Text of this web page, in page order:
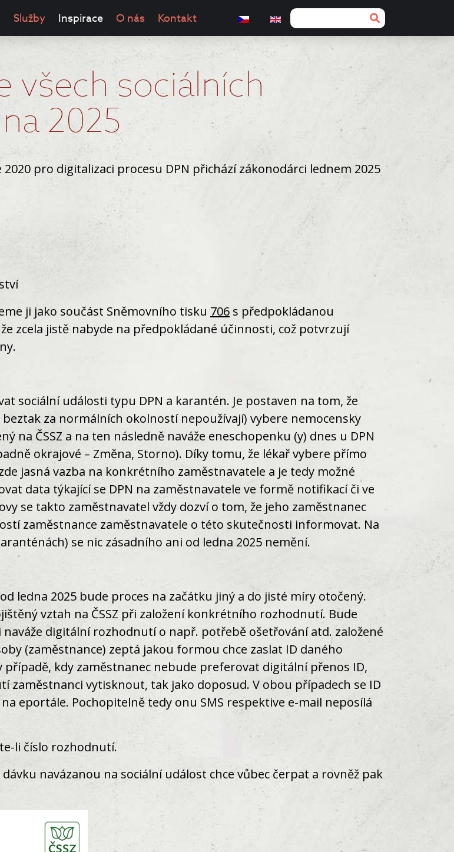
Služby Inspirace O nás Kontakt
všech sociálních
2025
pro digitalizaci procesu DPN přichází zákonodárci lednem 2025
ji jako součást Sněmovního tisku 706 s předpokládanou
zcela jistě nabyde na předpokládané účinnosti, což potvrzují
sociální události typu DPN a karantén. Je postaven na tom, že
za normálních okolností nepoužívají) vybere nemocensky
na ČSSZ a na ten následně naváže eneschopenku (y) dnes u DPN
okrajové – Změna, Storno). Díky tomu, že lékař vybere přímo
jasná vazba na konkrétního zaměstnavatele a je tedy možné
data týkající se DPN na zaměstnavatele ve formě notifikací či ve
se takto zaměstnavatel vždy dozví o tom, že jeho zaměstnanec
zaměstnance zaměstnavatele o této skutečnosti informovat. Na
se nic zásadního ani od ledna 2025 nemění.
ledna 2025 bude proces na začátku jiný a do jisté míry otočený.
vztah na ČSSZ při založení konkrétního rozhodnutí. Bude
digitální rozhodnutí o např. potřebě ošetřování atd. založené
(zaměstnance) zeptá jakou formou chce zaslat ID daného
kdy zaměstnanec nebude preferovat digitální přenos ID,
zaměstnanci vytisknout, tak jako doposud. V obou případech se ID
eportále. Pochopitelně tedy onu SMS respektive e-mail neposílá
li číslo rozhodnutí.
navázanou na sociální událost chce vůbec čerpat a rovněž pak